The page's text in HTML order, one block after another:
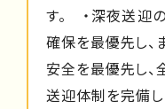
す。 ・深夜送迎
確保を最優先し、
安全を最優先し、
送迎体制を完備